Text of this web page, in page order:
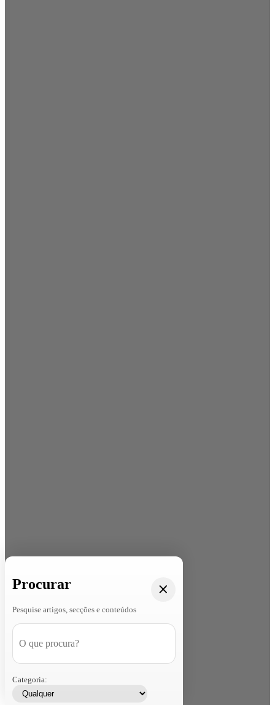
Procurar
Pesquise artigos, secções e conteúdos
Categoria: